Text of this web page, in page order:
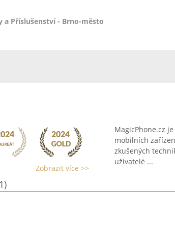
a Příslušenství - Brno-město
Zobrazit více >>
MagicPhone.cz
mobilních
zkušených
uživatelé ...